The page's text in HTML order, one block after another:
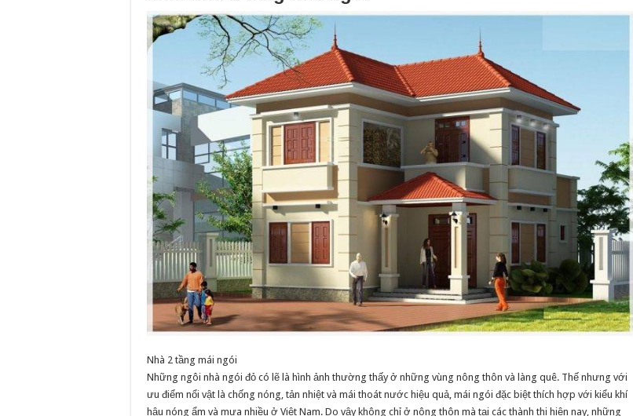
Nhà 2 tầng mái ngói
Những ngôi nhà ngói đỏ có lẽ là hình ảnh thường thấy ở những vùng nông thôn và làng quê. Thế nhưng với
ưu điểm nổi vật là chống nóng, tản nhiệt và mái thoát nước hiệu quả, mái ngói đặc biệt thích hợp với kiểu khí
hậu nóng ẩm và mưa nhiều ở Việt Nam. Do vậy không chỉ ở nông thôn mà tại các thành thị hiện nay, những